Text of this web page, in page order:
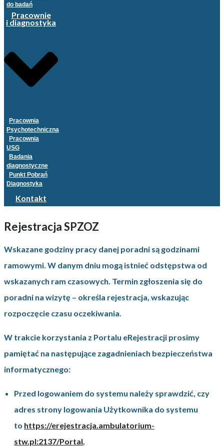
do badań
Pracownie
i diagnostyka
Pracownia
Psychotechniczna
Pracownia
USG
Badania
diagnostyczne
Punkt Pobrań
Diagnostyka
Kontakt
Rejestracja SPZOZ
Wskazane godziny pracy danej poradni są godzinami
ramowymi. W danym dniu mogą istnieć odstępstwa od
wskazanych ram czasowych. Termin zgłoszenia się do
poradni na wizytę – określa rejestracja, wskazując
rozpoczęcie czasu oczekiwania.
W trakcie korzystania z Portalu eRejestracji prosimy
pamiętać na następujące zagadnieniach bezpieczeństwa
informatycznego:
Przed logowaniem do systemu należy sprawdzić, czy
adres strony logowania Użytkownika do systemu
to https://erejestracja.ambulatorium-
stw.pl:2137/Portal,